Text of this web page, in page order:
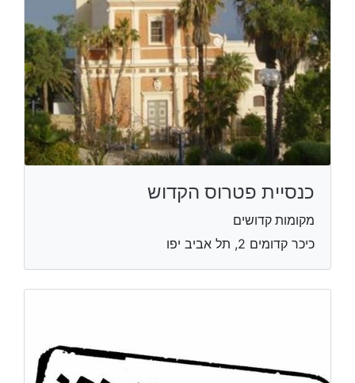
כנסיית פטרוס הקדוש
מקומות קדושים
כיכר קדומים 2, תל אביב יפו